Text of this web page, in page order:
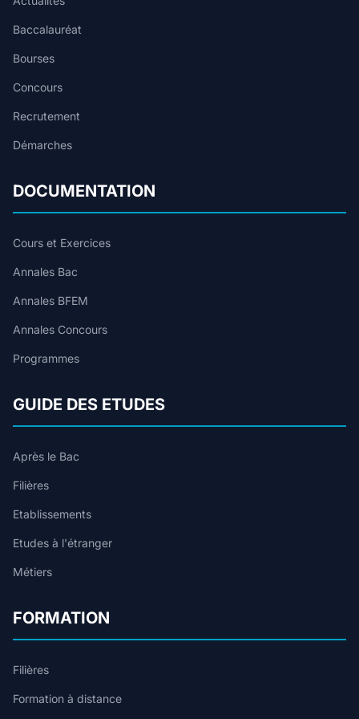
Baccalauréat
Bourses
Concours
Recrutement
Démarches
DOCUMENTATION
Cours et Exercices
Annales Bac
Annales BFEM
Annales Concours
Programmes
GUIDE DES ETUDES
Après le Bac
Filières
Etablissements
Etudes à l'étranger
Métiers
FORMATION
Filières
Formation à distance